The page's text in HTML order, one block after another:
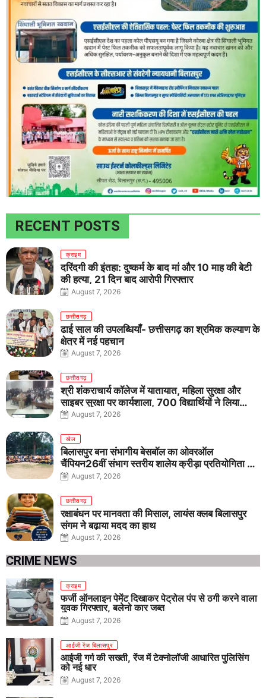
RECENT POSTS
क्राइम
दरिंदगी की इंतहा: दुष्कर्म के बाद मां और 10 माह की बेटी
की हत्या, 21 दिन बाद आरोपी गिरफ्तार
August 7, 2026
छत्तीसगढ़
ढाई साल की उपलब्धियाँ- छत्तीसगढ़ का श्रमिक कल्याण के
क्षेत्र में नई पहचान
August 7, 2026
छत्तीसगढ़
श्री शंकराचार्य कॉलेज में यातायात, महिला सुरक्षा और
साइबर सुरक्षा पर कार्यशाला, 700 विद्यार्थियों ने लिया
जागरूकता का संकल्प
August 7, 2026
खेल
बिलासपुर बना संभागीय बेसबॉल का ओवरऑल
चैंपियन26वीं संभाग स्तरीय शालेय क्रीड़ा प्रतियोगिता में
तीनों आयु वर्गों में शानदार प्रदर्शन
August 7, 2026
छत्तीसगढ़
रक्षाबंधन पर मानवता की मिसाल, लायंस क्लब बिलासपुर
संगम ने बढ़ाया मदद का हाथ
August 7, 2026
CRIME NEWS
क्राइम
फर्जी ऑनलाइन पेमेंट दिखाकर पेट्रोल पंप से ठगी करने वाला
युवक गिरफ्तार, बलेनो कार जब्त
August 7, 2026
आईजी रेंज बिलासपुर
आईजी गर्ग की सख्ती, रेंज में टेक्नोलॉजी आधारित पुलिसिंग
को नई धार
August 7, 2026